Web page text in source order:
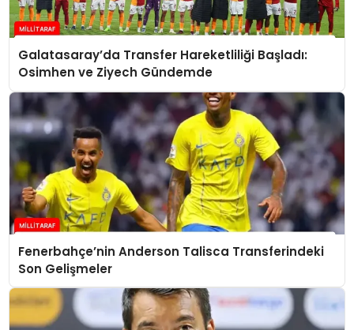
Galatasaray’da Transfer Hareketliliği Başladı:
Osimhen ve Ziyech Gündemde
Fenerbahçe’nin Anderson Talisca Transferindeki
Son Gelişmeler